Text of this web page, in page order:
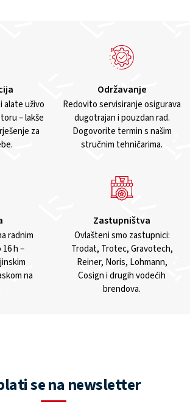
alate uživo
– lakše
za
Održavanje
Redovito servisiranje osigurava
dugotrajan i pouzdan rad.
Dogovorite termin s našim
stručnim tehničarima.
radnim
h –
na
Zastupništva
Ovlašteni smo zastupnici:
Trodat, Trotec, Gravotech,
Reiner, Noris, Lohmann,
Cosign i drugih vodećih
brendova.
se na newsletter